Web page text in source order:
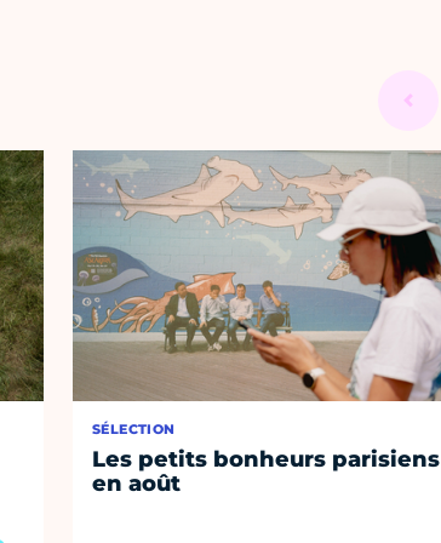
SÉLECTION
Les petits bonheurs parisiens
en août